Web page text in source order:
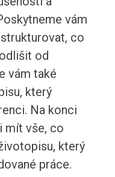
vám
co
od
vám také
který
Na konci
mít vše, co
který
práce.